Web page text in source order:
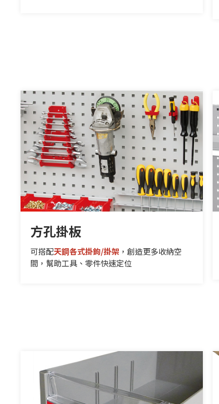
方孔掛板
可搭配天鋼各式掛鉤/掛架 ，創造更多收納空
間，幫助工具、零件快速定位